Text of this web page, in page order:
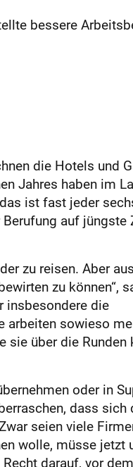
bessere
die Hotels und
Jahres haben im
ist fast jeder
auf jüngste
zu reisen. Aber
zu können“,
insbesondere die
arbeiten sowieso
sie über die Runden
oder in
dass sich
seien viele
wolle, müsse jetzt
darauf, vor